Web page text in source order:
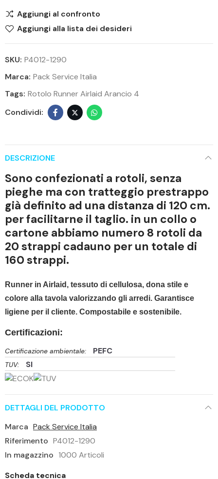
Aggiungi al confronto
Aggiungi alla lista dei desideri
SKU: P4012-1290
Marca: Pack Service Italia
Tags: Rotolo Runner Airlaid Arancio 4
DESCRIZIONE
Sono confezionati a rotoli, senza
pieghe ma con tratteggio prestrappo
già definito ad una distanza di 120 cm.
per facilitarne il taglio. in un collo o
cartone abbiamo numero 8 rotoli da
20 strappi cadauno per un totale di
160 strappi.
Runner in Airlaid, tessuto di cellulosa, dona stile e
colore alla tavola valorizzando gli arredi. Garantisce
ligiene per il cliente. Compostabile e sostenibile.
Certificazioni:
Certificazione ambientale: PEFC
TUV: SI
DETTAGLI DEL PRODOTTO
Marca Pack Service Italia
Riferimento P4012-1290
In magazzino 1000 Articoli
Scheda tecnica